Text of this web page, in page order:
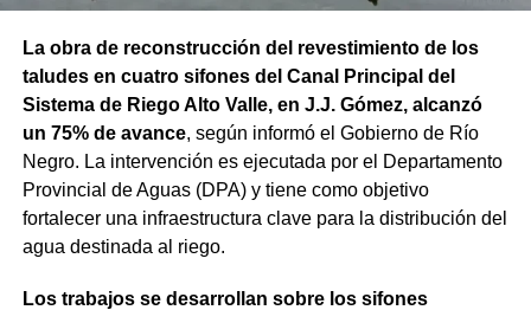
La obra de reconstrucción del revestimiento de los
taludes en cuatro sifones del Canal Principal del
Sistema de Riego Alto Valle, en J.J. Gómez, alcanzó
un 75% de avance, según informó el Gobierno de Río
Negro. La intervención es ejecutada por el Departamento
Provincial de Aguas (DPA) y tiene como objetivo
fortalecer una infraestructura clave para la distribución del
agua destinada al riego.
Los trabajos se desarrollan sobre los sifones